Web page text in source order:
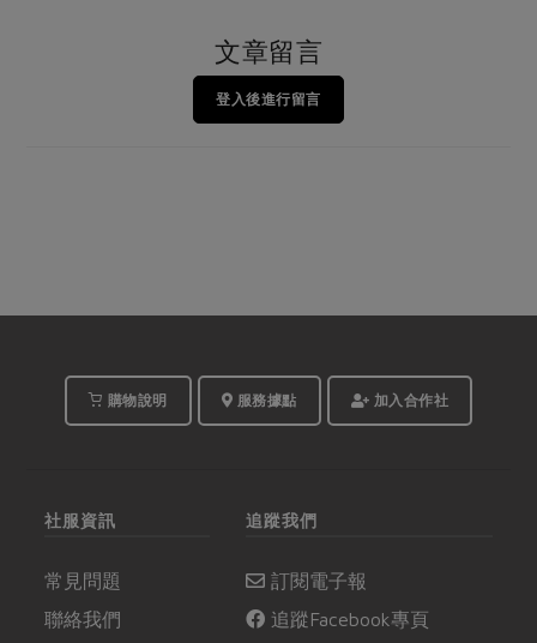
文章留言
登入後進行留言
購物說明 服務據點 加入合作社
社服資訊
常見問題
聯絡我們
追蹤我們
訂閱電子報
追蹤Facebook專頁